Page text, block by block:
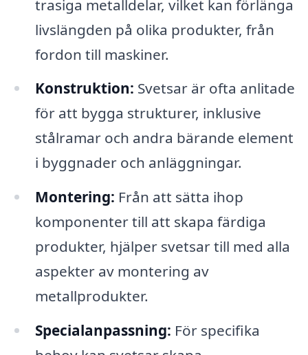
trasiga metalldelar, vilket kan förlänga
livslängden på olika produkter, från
fordon till maskiner.
Konstruktion: Svetsar är ofta anlitade
för att bygga strukturer, inklusive
stålramar och andra bärande element
i byggnader och anläggningar.
Montering: Från att sätta ihop
komponenter till att skapa färdiga
produkter, hjälper svetsar till med alla
aspekter av montering av
metallprodukter.
Specialanpassning: För specifika